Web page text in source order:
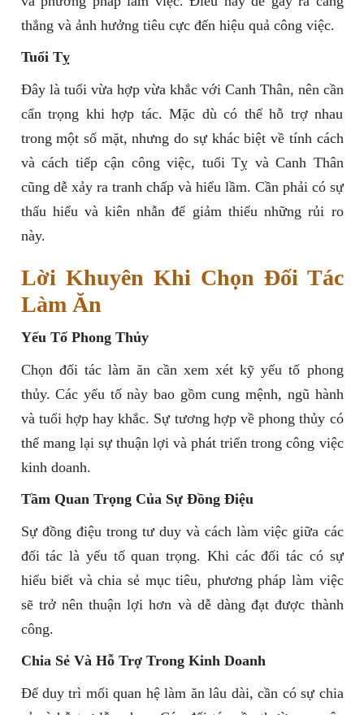
thẳng và ảnh hưởng tiêu cực đến hiệu quả công việc.
Tuổi Tỵ
Đây là tuổi vừa hợp vừa khắc với Canh Thân, nên cần
cẩn trọng khi hợp tác. Mặc dù có thể hỗ trợ nhau
trong một số mặt, nhưng do sự khác biệt về tính cách
và cách tiếp cận công việc, tuổi Tỵ và Canh Thân
cũng dễ xảy ra tranh chấp và hiểu lầm. Cần phải có sự
thấu hiểu và kiên nhẫn để giảm thiểu những rủi ro
này.
Lời Khuyên Khi Chọn Đối Tác
Làm Ăn
Yếu Tố Phong Thủy
Chọn đối tác làm ăn cần xem xét kỹ yếu tố phong
thủy. Các yếu tố này bao gồm cung mệnh, ngũ hành
và tuổi hợp hay khắc. Sự tương hợp về phong thủy có
thể mang lại sự thuận lợi và phát triển trong công việc
kinh doanh.
Tầm Quan Trọng Của Sự Đồng Điệu
Sự đồng điệu trong tư duy và cách làm việc giữa các
đối tác là yếu tố quan trọng. Khi các đối tác có sự
hiểu biết và chia sẻ mục tiêu, phương pháp làm việc
sẽ trở nên thuận lợi hơn và dễ dàng đạt được thành
công.
Chia Sẻ Và Hỗ Trợ Trong Kinh Doanh
Để duy trì mối quan hệ làm ăn lâu dài, cần có sự chia